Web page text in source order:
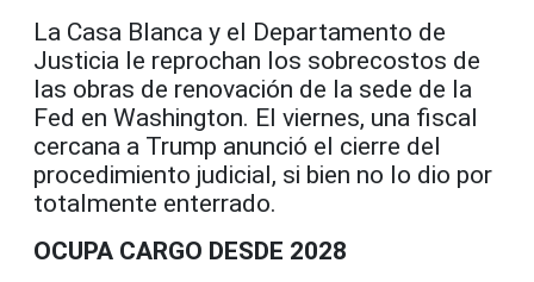
La Casa Blanca y el Departamento de
Justicia le reprochan los sobrecostos de
las obras de renovación de la sede de la
Fed en Washington. El viernes, una fiscal
cercana a Trump anunció el cierre del
procedimiento judicial, si bien no lo dio por
totalmente enterrado.
OCUPA CARGO DESDE 2028